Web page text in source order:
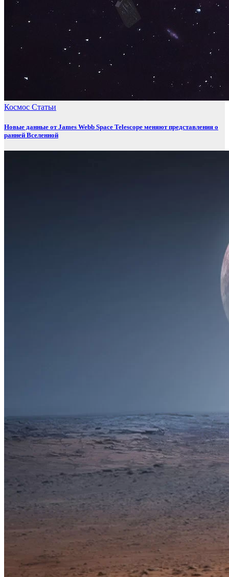
Космос Статьи
Новые данные от James Webb Space Telescope меняют представления о
ранней Вселенной